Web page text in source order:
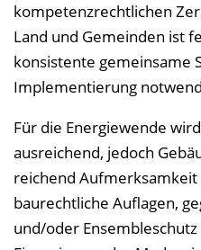
kompetenzrechtlichen
Land und Gemeinden ist
konsistente gemeinsame
Implementierung
Für die Energiewende
ausreichend, jedoch
reichend
baurechtliche Auflagen,
und/oder